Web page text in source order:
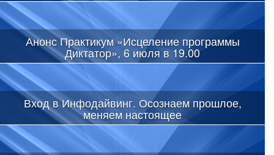
Анонс Практикум «Исцеление программы
Диктатор», 6 июля в 19.00
Вход в Инфодайвинг. Осознаем прошлое,
меняем настоящее